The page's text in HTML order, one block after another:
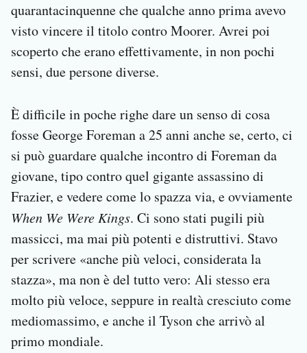
quarantacinquenne che qualche anno prima avevo
visto vincere il titolo contro Moorer. Avrei poi
scoperto che erano effettivamente, in non pochi
sensi, due persone diverse.
È difficile in poche righe dare un senso di cosa
fosse George Foreman a 25 anni anche se, certo, ci
si può guardare qualche incontro di Foreman da
giovane, tipo contro quel gigante assassino di
Frazier, e vedere come lo spazza via, e ovviamente
When We Were Kings. Ci sono stati pugili più
massicci, ma mai più potenti e distruttivi. Stavo
per scrivere «anche più veloci, considerata la
stazza», ma non è del tutto vero: Ali stesso era
molto più veloce, seppure in realtà cresciuto come
mediomassimo, e anche il Tyson che arrivò al
primo mondiale.